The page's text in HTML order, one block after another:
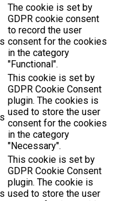
The cookie is set by
GDPR cookie consent
to record the user
consent for the cookies
in the category
"Functional".
This cookie is set by
GDPR Cookie Consent
plugin. The cookies is
used to store the user
consent for the cookies
in the category
"Necessary".
This cookie is set by
GDPR Cookie Consent
plugin. The cookie is
used to store the user